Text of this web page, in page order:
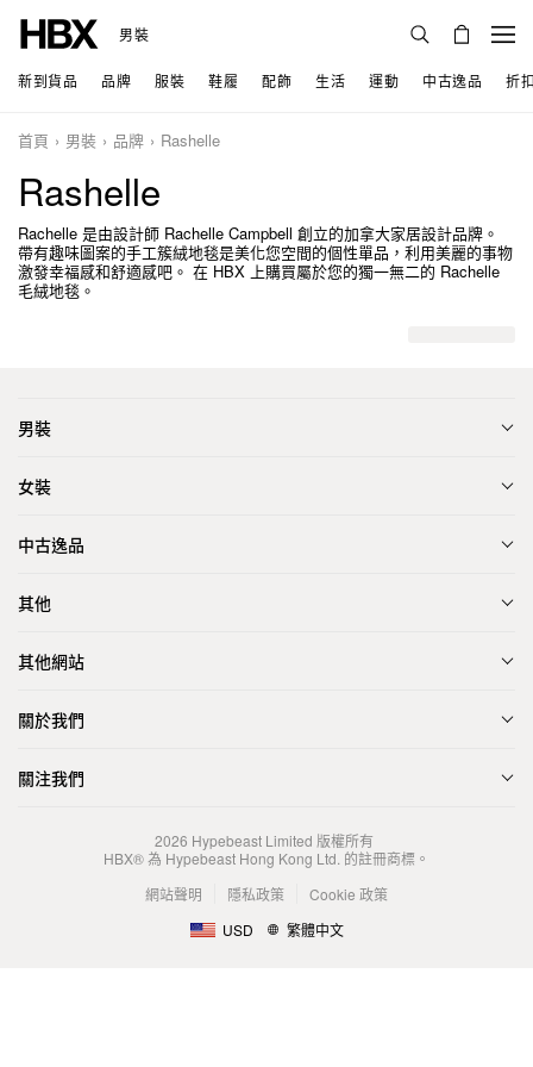
男裝
新到貨品 品牌 服裝 鞋履 配飾 生活 運動 中古逸品 折
首頁 男裝 品牌 Rashelle
Rashelle
Rachelle 是由設計師 Rachelle Campbell 創立的加拿大家居設計品牌。
帶有趣味圖案的手工簇絨地毯是美化您空間的個性單品，利用美麗的事物
激發幸福感和舒適感吧。 在 HBX 上購買屬於您的獨一無二的 Rachelle
毛絨地毯。
男裝
女裝
中古逸品
其他
其他網站
關於我們
關注我們
2026 Hypebeast Limited 版權所有
HBX® 為 Hypebeast Hong Kong Ltd. 的註冊商標。
網站聲明
隱私政策
Cookie 政策
USD
繁體中文